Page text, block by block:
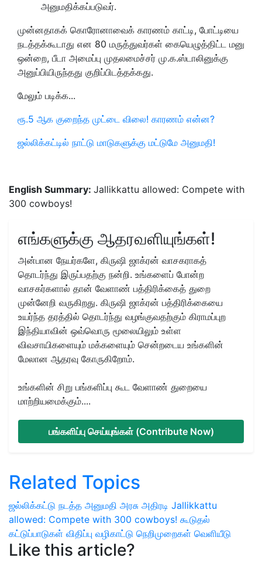
அனுமதிக்கப்படுவர்.
முன்னதாகக் கொரோனாவைக் காரணம் காட்டி, போட்டியை
நடத்தக்கூடாது என 80 மருத்துவர்கள் கையெழுத்திட்ட மனு
ஒன்றை, பீடா அமைப்பு முதலமைச்சர் மு.க.ஸ்டாலினுக்கு
அனுப்பியிருந்தது குறிப்பிடத்தக்கது.
மேலும் படிக்க...
ரூ.5 ஆக குறைந்த முட்டை விலை! காரணம் என்ன?
ஜல்லிக்கட்டில் நாட்டு மாடுகளுக்கு மட்டுமே அனுமதி!
English Summary: Jallikkattu allowed: Compete with
300 cowboys!
எங்களுக்கு ஆதரவளியுங்கள்!
அன்பான நேயர்களே, கிருஷி ஜாக்ரன் வாசகராகத்
தொடர்ந்து இருப்பதற்கு நன்றி. உங்களைப் போன்ற
வாசகர்களால் தான் வேளாண் பத்திரிக்கைத் துறை
முன்னேறி வருகிறது. கிருஷி ஜாக்ரன் பத்திரிக்கையை
உயர்ந்த தரத்தில் தொடர்ந்து வழங்குவதற்கும் கிராமப்புற
இந்தியாவின் ஒவ்வொரு மூலையிலும் உள்ள
விவசாயிகளையும் மக்களையும் சென்றடைய உங்களின்
மேலான ஆதரவு கோருகிறோம்.
உங்களின் சிறு பங்களிப்பு கூட வேளாண் துறையை
மாற்றியமைக்கும்....
பங்களிப்பு செய்யுங்கள் (Contribute Now)
Related Topics
ஜல்லிக்கட்டு நடத்த அனுமதி அரசு அதிரடி Jallikkattu
allowed: Compete with 300 cowboys! கூடுதல்
கட்டுப்பாடுகள் விதிப்பு வழிகாட்டு நெறிமுறைகள் வெளியீடு
Like this article?